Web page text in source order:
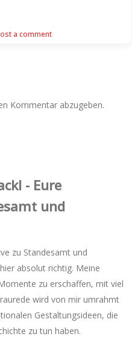
a comment.
Kommentar abzugeben.
- Eure
und
zu Standesamt und
absolut richtig. Meine
zu erschaffen, mit viel
wird von mir umrahmt
Gestaltungsideen, die
zu tun haben.